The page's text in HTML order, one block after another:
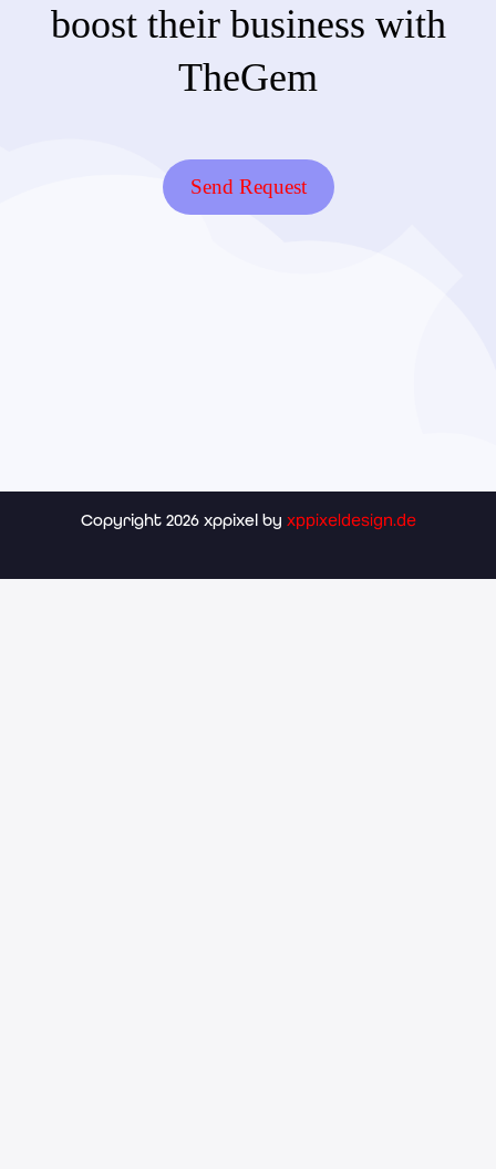
boost their business with
TheGem
Send Request
Copyright 2026 xppixel by xppixeldesign.de